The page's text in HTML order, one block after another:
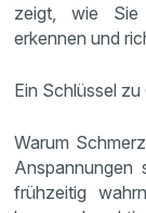
zeigt, wie Sie
erkennen und
Ein Schlüssel
Warum
Anspannungen
frühzeitig